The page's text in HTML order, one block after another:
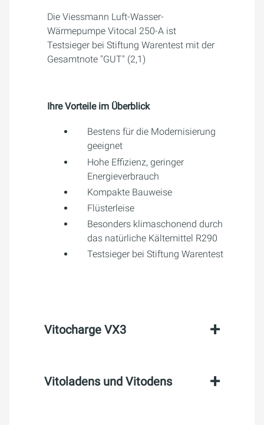
Die Viessmann Luft-Wasser-
Wärmepumpe Vitocal 250-A ist
Testsieger bei Stiftung Warentest mit der
Gesamtnote "GUT" (2,1)
Ihre Vorteile im Überblick
Bestens für die Modernisierung
geeignet
Hohe Effizienz, geringer
Energieverbrauch
Kompakte Bauweise
Flüsterleise
Besonders klimaschonend durch
das natürliche Kältemittel R290
Testsieger bei Stiftung Warentest
Vitocharge VX3
Vitoladens und Vitodens